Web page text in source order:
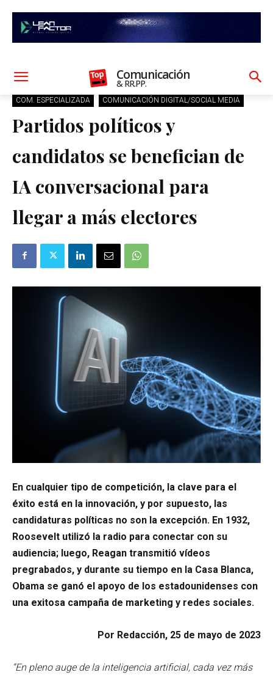
Comunicación
& RR.PP.
COM. ESPECIALIZADA COMUNICACIÓN DIGITAL/SOCIAL MEDIA
Partidos políticos y
candidatos se benefician de
IA conversacional para
llegar a más electores
En cualquier tipo de competición, la clave para el
éxito está en la innovación, y por supuesto, las
candidaturas políticas no son la excepción. En 1932,
Roosevelt utilizó la radio para conectar con su
audiencia; luego, Reagan transmitió vídeos
pregrabados, y durante su tiempo en la Casa Blanca,
Obama se ganó el apoyo de los estadounidenses con
una exitosa campaña de marketing y redes sociales.
Por Redacción, 25 de mayo de 2023
“En pleno auge de la inteligencia artificial, cada vez más